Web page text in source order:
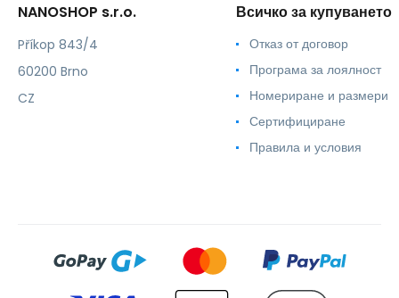
NANOSHOP s.r.o.
Příkop 843/4
60200 Brno
CZ
Всичко за купуването
Отказ от договор
Програма за лоялност
Номериране и размери
Сертифициране
Правила и условия